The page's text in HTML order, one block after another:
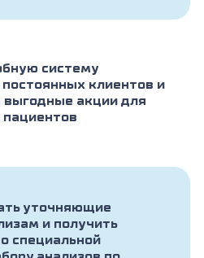
систему
клиентов и
акции для
пациентов
уточняющие
и получить
специальной